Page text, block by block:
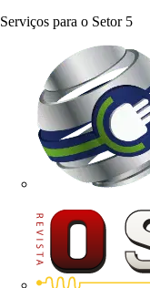
Serviços para o Setor 5